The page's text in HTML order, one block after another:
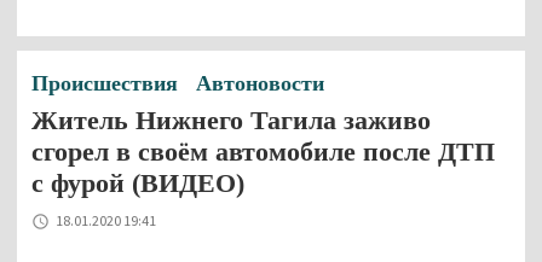
Происшествия Автоновости
Житель Нижнего Тагила заживо
сгорел в своём автомобиле после ДТП
с фурой (ВИДЕО)
18.01.2020 19:41